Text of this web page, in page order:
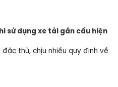
sử dụng xe tải gắn cẩu hiện
thù, chịu nhiều quy định về